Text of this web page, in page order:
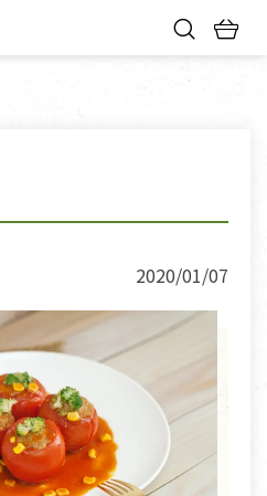
2020/01/07